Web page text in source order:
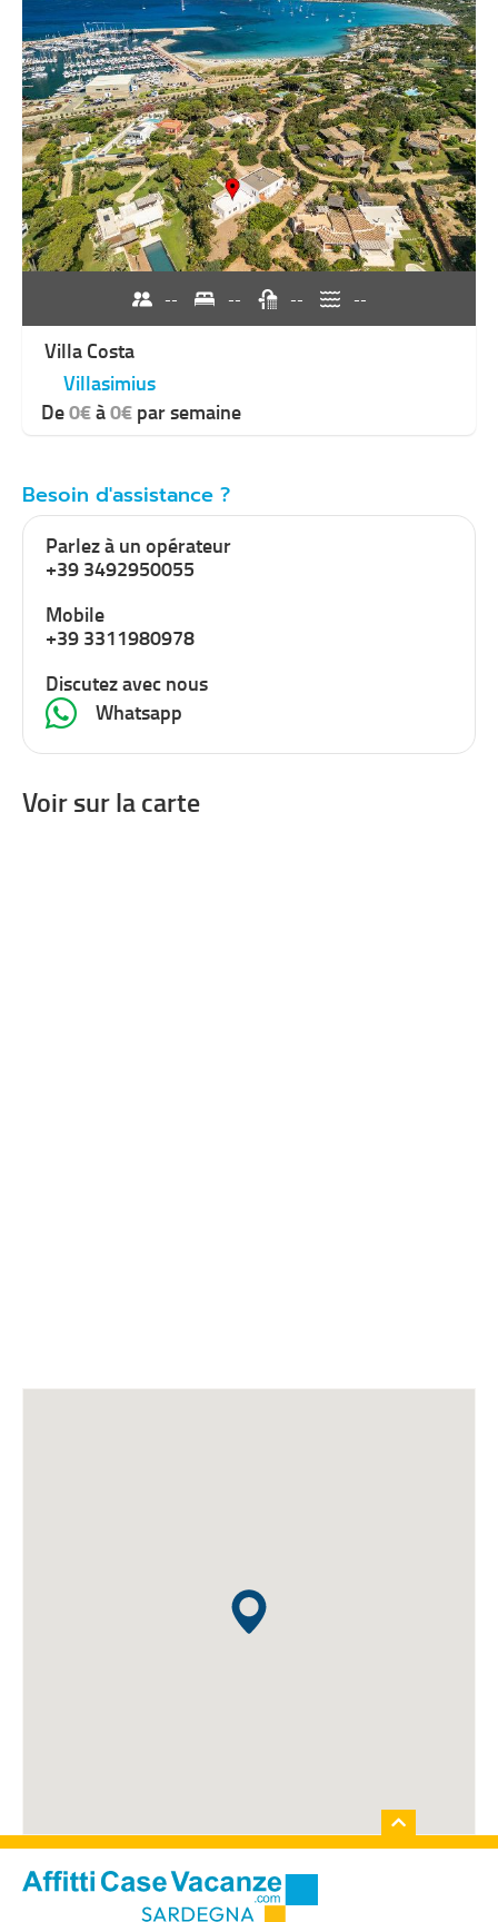
-- -- -- --
Villa Costa
Villasimius
De0€à0€par semaine
Besoin d'assistance ?
Parlez à un opérateur
+39 3492950055
Mobile
+39 3311980978
Discutez avec nous
Whatsapp
Voir sur la carte